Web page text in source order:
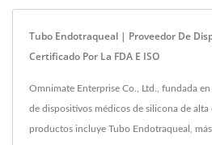
Tubo Endotraqueal | Proveedor De
Certificado Por La FDA E ISO
Omnimate Enterprise Co., Ltd., fundada
de dispositivos médicos de silicona de alta
productos incluye Tubo Endotraqueal,